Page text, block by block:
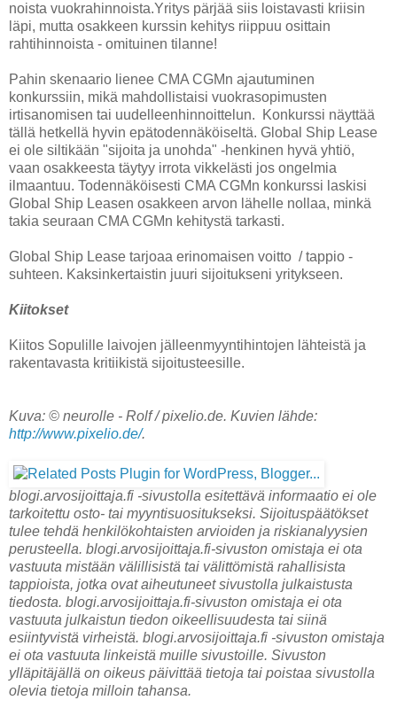
noista vuokrahinnoista.Yritys pärjää siis loistavasti kriisin
läpi, mutta osakkeen kurssin kehitys riippuu osittain
rahtihinnoista - omituinen tilanne!
Pahin skenaario lienee CMA CGMn ajautuminen
konkurssiin, mikä mahdollistaisi vuokrasopimusten
irtisanomisen tai uudelleenhinnoittelun. Konkurssi näyttää
tällä hetkellä hyvin epätodennäköiseltä. Global Ship Lease
ei ole siltikään "sijoita ja unohda" -henkinen hyvä yhtiö,
vaan osakkeesta täytyy irrota vikkelästi jos ongelmia
ilmaantuu. Todennäköisesti CMA CGMn konkurssi laskisi
Global Ship Leasen osakkeen arvon lähelle nollaa, minkä
takia seuraan CMA CGMn kehitystä tarkasti.
Global Ship Lease tarjoaa erinomaisen voitto / tappio -
suhteen. Kaksinkertaistin juuri sijoitukseni yritykseen.
Kiitokset
Kiitos Sopulille laivojen jälleenmyyntihintojen lähteistä ja
rakentavasta kritiikistä sijoitusteesille.
Kuva: © neurolle - Rolf / pixelio.de. Kuvien lähde:
http://www.pixelio.de/.
blogi.arvosijoittaja.fi -sivustolla esitettävä informaatio ei ole
tarkoitettu osto- tai myyntisuositukseksi. Sijoituspäätökset
tulee tehdä henkilökohtaisten arvioiden ja riskianalyysien
perusteella. blogi.arvosijoittaja.fi-sivuston omistaja ei ota
vastuuta mistään välillisistä tai välittömistä rahallisista
tappioista, jotka ovat aiheutuneet sivustolla julkaistusta
tiedosta. blogi.arvosijoittaja.fi-sivuston omistaja ei ota
vastuuta julkaistun tiedon oikeellisuudesta tai siinä
esiintyvistä virheistä. blogi.arvosijoittaja.fi -sivuston omistaja
ei ota vastuuta linkeistä muille sivustoille. Sivuston
ylläpitäjällä on oikeus päivittää tietoja tai poistaa sivustolla
olevia tietoja milloin tahansa.